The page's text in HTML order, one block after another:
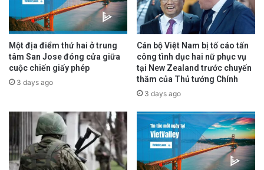
Một địa điểm thứ hai ở trung
tâm San Jose đóng cửa giữa
cuộc chiến giấy phép
3 days ago
Cán bộ Việt Nam bị tố cáo tấn
công tình dục hai nữ phục vụ
tại New Zealand trước chuyến
thăm của Thủ tướng Chính
3 days ago